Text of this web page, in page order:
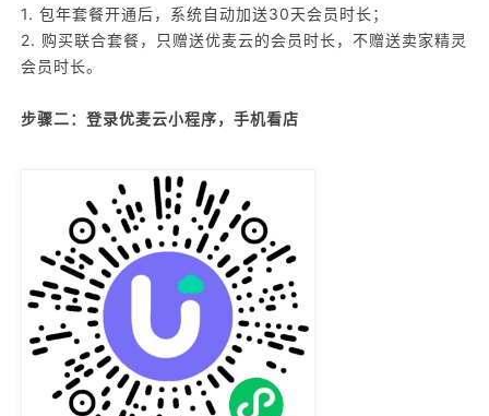
1. 包年套餐开通后，系统自动加送30天会员时长；
2. 购买联合套餐，只赠送优麦云的会员时长，不赠送卖家精灵
会员时长。
步骤二：登录优麦云小程序，手机看店